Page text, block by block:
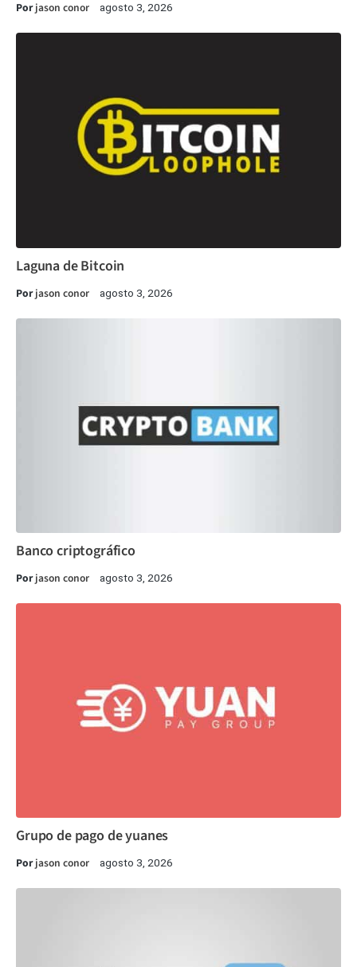
Porjason conor agosto 3, 2026
Laguna de Bitcoin
Porjason conor agosto 3, 2026
Banco criptográfico
Porjason conor agosto 3, 2026
Grupo de pago de yuanes
Porjason conor agosto 3, 2026